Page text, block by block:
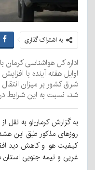
به اشتراک گذاری
اداره کل هواشناسی کرمان
اوایل هفته آینده با
شرق کشور بر میزان
شد، نسبت به این شرایط
به گزارش کرمان‌نو به نقل
روزهای مذکور طبق این
کیفیت هوا و کاهش دید
غربی و نیمه جنوبی استان